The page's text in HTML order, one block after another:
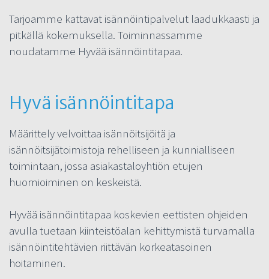
Tarjoamme kattavat isännöintipalvelut laadukkaasti ja
pitkällä kokemuksella. Toiminnassamme
noudatamme Hyvää isännöintitapaa.
Hyvä isännöintitapa
Määrittely velvoittaa isännöitsijöitä ja
isännöitsijätoimistoja rehelliseen ja kunnialliseen
toimintaan, jossa asiakastaloyhtiön etujen
huomioiminen on keskeistä.
Hyvää isännöintitapaa koskevien eettisten ohjeiden
avulla tuetaan kiinteistöalan kehittymistä turvamalla
isännöintitehtävien riittävän korkeatasoinen
hoitaminen.